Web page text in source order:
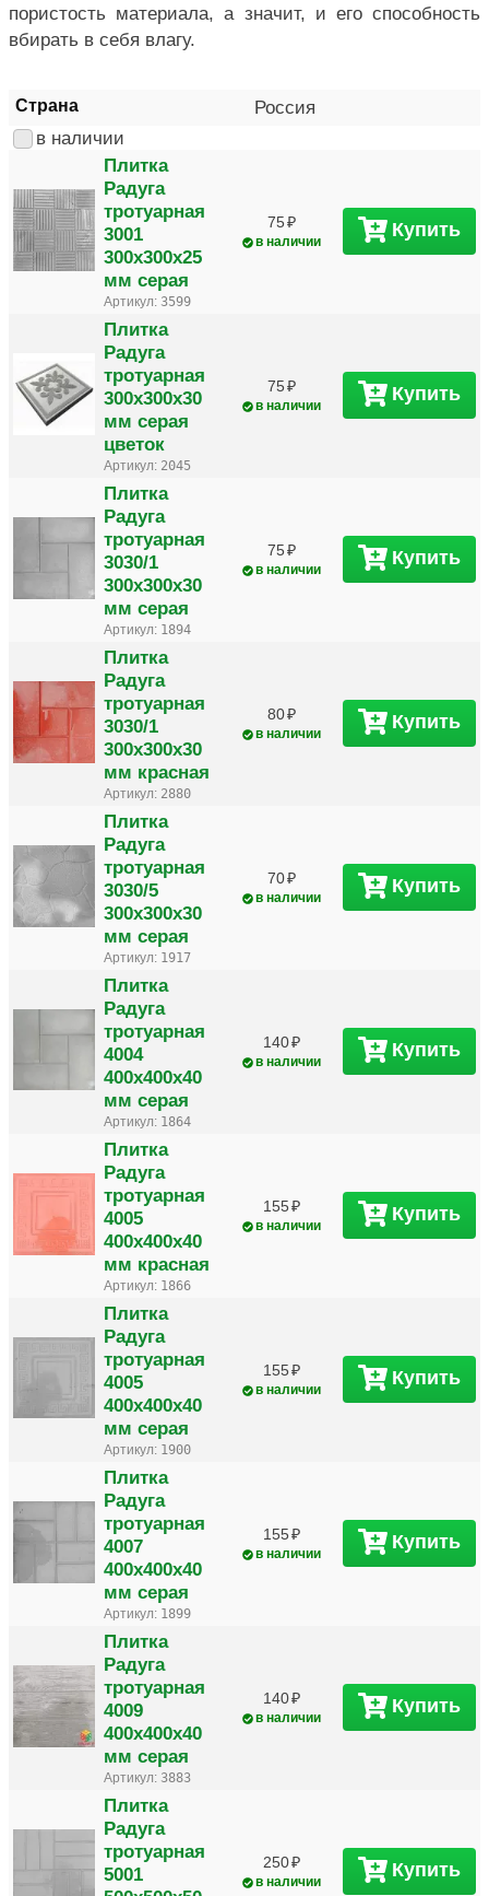
Страна Россия
пористость материала, а значит, и его способность
вбирать в себя влагу.
в наличии
Плитка
Радуга
тротуарная
3001
300х300х25
мм серая
Артикул: 3599
75
в наличии
Купить
Плитка
Радуга
тротуарная
300х300х30
мм серая
цветок
Артикул: 2045
75
в наличии
Купить
Плитка
Радуга
тротуарная
3030/1
300х300х30
мм серая
Артикул: 1894
75
в наличии
Купить
Плитка
Радуга
тротуарная
3030/1
300х300х30
мм красная
Артикул: 2880
80
в наличии
Купить
Плитка
Радуга
тротуарная
3030/5
300х300х30
мм серая
Артикул: 1917
70
в наличии
Купить
Плитка
Радуга
тротуарная
4004
400х400х40
мм серая
Артикул: 1864
140
в наличии
Купить
Плитка
Радуга
тротуарная
4005
400х400х40
мм красная
Артикул: 1866
155
в наличии
Купить
Плитка
Радуга
тротуарная
4005
400х400х40
мм серая
Артикул: 1900
155
в наличии
Купить
Плитка
Радуга
тротуарная
4007
400х400х40
мм серая
Артикул: 1899
155
в наличии
Купить
Плитка
Радуга
тротуарная
4009
400х400х40
мм серая
Артикул: 3883
140
в наличии
Купить
Плитка
Радуга
тротуарная
5001
250
в наличии
Купить